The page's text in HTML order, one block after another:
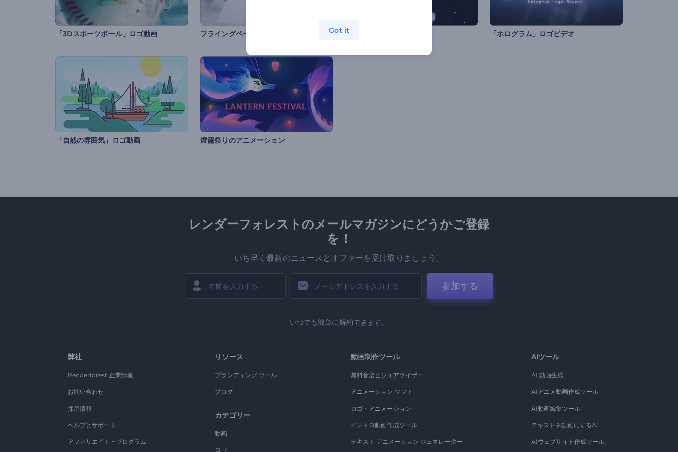
「3Dスポーツボール」ロゴ動画 フライングペーパーロゴ 稲妻の高電圧ロゴ 「ホログラム」ロゴビデオ
「自然の雰囲気」ロゴ動画 燈籠祭りのアニメーション
レンダーフォレストのメールマガジンにどうかご登録
を！
いち早く最新のニュースとオファーを受け取りましょう。
参加する
いつでも簡単に解約できます。
弊社
Renderforest 企業情報
お問い合わせ
採用情報
ヘルプとサポート
アフィリエイト・プログラム
リソース
ブランディング ツール
ブログ
カテゴリー
動画
ロゴ
動画制作ツール
無料音楽ビジュアライザー
アニメーション ソフト
ロゴ・アニメーション
イントロ動画作成ツール
テキスト アニメーション ジェネレーター
AIツール
AI 動画生成
AIアニメ動画作成ツール
AI動画編集ツール
テキストを動画にするAI
AIウェブサイト作成ツール。
Got it